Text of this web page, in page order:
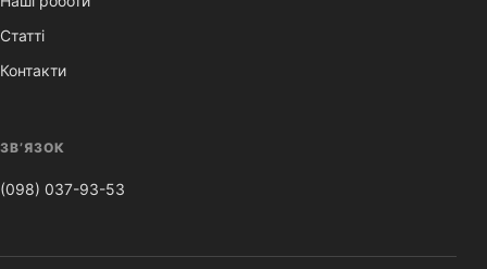
Статті
Контакти
ЗВ’ЯЗОК
(098) 037-93-53